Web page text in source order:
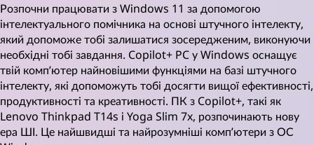
Розпочни працювати з Windows 11 за допомогою
інтелектуального помічника на основі штучного інтелекту,
який допоможе тобі залишатися зосередженим, виконуючи
необхідні тобі завдання. Copilot+ PC у Windows оснащує
твій комп’ютер найновішими функціями на базі штучного
інтелекту, які допоможуть тобі досягти вищої ефективності,
продуктивності та креативності. ПК з Copilot+, такі як
Lenovo Thinkpad T14s і Yoga Slim 7x, розпочинають нову
ера ШІ. Це найшвидші та найрозумніші комп’ютери з ОС